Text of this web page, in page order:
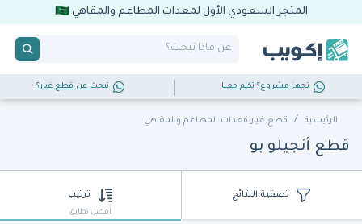
المتجر السعودي الأول لمعدات المطاعم والمقاهي
تجهز مشروع؟ تكلم معنا تبحث عن قطع غيار؟
الرئيسية قطع غيار معدات المطاعم والمقاهي
قطع أنجيلو بو
تصفية النتائج ترتيب
أفضل تطابق